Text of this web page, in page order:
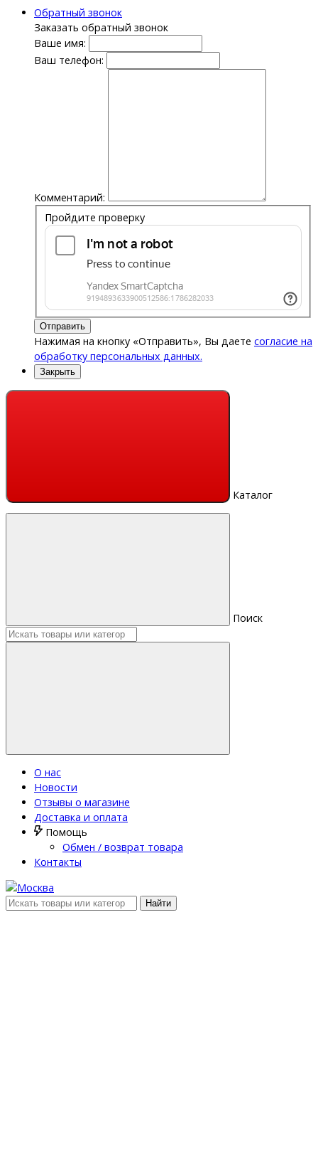
Обратный звонок
Заказать обратный звонок
Ваше имя:
Ваш телефон:
Комментарий:
Пройдите проверку
Отправить
Нажимая на кнопку «Отправить», Вы даете согласие на
обработку персональных данных.
Закрыть
Каталог
Поиск
О нас
Новости
Отзывы о магазине
Доставка и оплата
Помощь
Обмен / возврат товара
Контакты
Найти